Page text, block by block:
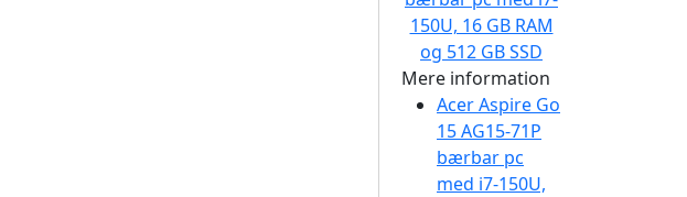
Mere information
Acer Aspire Go
15 AG15-71P
bærbar pc
med i7-150U,